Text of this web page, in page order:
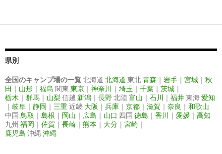
県別
全国のキャンプ場の一覧北海道 北海道 東北青森 ｜ 岩手 ｜ 宮城 ｜ 秋
田 ｜ 山形 ｜ 福島 関東 東京 ｜ 神奈川 ｜ 埼玉 ｜ 千葉 ｜ 茨城 ｜
栃木 ｜ 群馬 ｜ 山梨 信越 新潟 ｜ 長野北陸 富山 ｜ 石川 ｜ 福井東海愛知
｜ 岐阜 ｜ 静岡 ｜ 三重近畿 大阪 ｜ 兵庫 ｜ 京都 ｜ 滋賀 ｜ 奈良 ｜ 和歌山
中国 鳥取 ｜ 島根 ｜ 岡山 ｜ 広島 ｜ 山口 四国 徳島 ｜ 香川 ｜ 愛媛 ｜ 高知
九州 福岡 ｜ 佐賀 ｜ 長崎 ｜ 熊本 ｜ 大分 ｜ 宮崎 ｜
鹿児島 沖縄 沖縄